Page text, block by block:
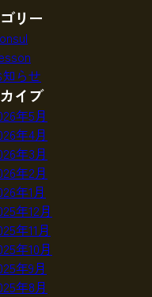
リー
らせ
イブ
年5月
年4月
年3月
年2月
年1月
年12月
年11月
年10月
年9月
年8月